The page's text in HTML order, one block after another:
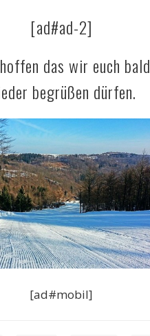
[ad#ad-2]
das wir euch bald
begrüßen dürfen.
[ad#mobil]